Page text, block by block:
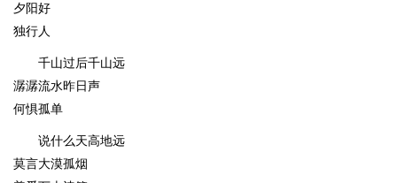
夕阳好
独行人
千山过后千山远
潺潺流水昨日声
何惧孤单
说什么天高地远
莫言大漠孤烟